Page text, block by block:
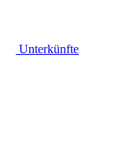
Unterkünfte